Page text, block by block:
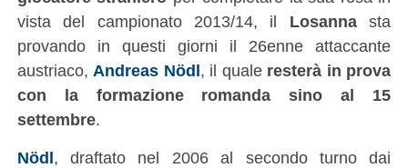
vista del campionato 2013/14, il Losannasta
provando in questi giorni il 26enne attaccante
austriaco, Andreas Nödl, il quale resterà in prova
con la formazione romanda sino al 15
settembre.
Nödl, draftato nel 2006 al secondo turno dai